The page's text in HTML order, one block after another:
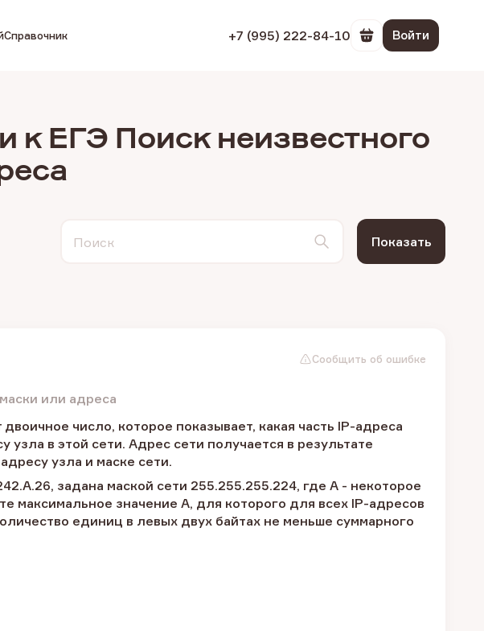
Справочник +7 (995) 222-84-10 Перейти в
Войти
к ЕГЭ Поиск неизвестного
Поиск Показать
Сообщить об ошибке
или адреса
число, которое показывает, какая часть IP-адреса
узла в этой сети. Адрес сети получается в результате
узла и маске сети.
задана маской сети 255.255.255.224, где A - некоторое
максимальное значение A, для которого для всех IP-адресов
единиц в левых двух байтах не меньше суммарного